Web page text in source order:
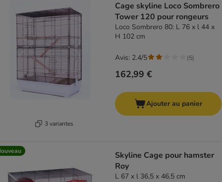
3 variantes
Cage skyline Loco Sombrero
Tower 120 pour rongeurs
Loco Sombrero 80: L 76 x l 44 x
H 102 cm
162,99 €
Avis: 2.4/5 (5)
Ajouter au panier
Skyline Cage pour hamster
Roy
L 67 x l 36,5 x 46,5 cm